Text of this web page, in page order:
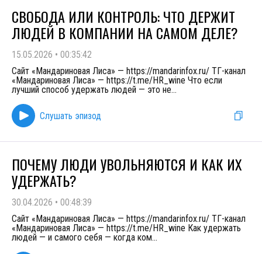
СВОБОДА ИЛИ КОНТРОЛЬ: ЧТО ДЕРЖИТ
ЛЮДЕЙ В КОМПАНИИ НА САМОМ ДЕЛЕ?
15.05.2026 • 00:35:42
Сайт «Мандариновая Лиса» — https://mandarinfox.ru/ ТГ-канал
«Мандариновая Лиса» — https://t.me/HR_wine Что если
лучший способ удержать людей — это не...
Слушать эпизод
ПОЧЕМУ ЛЮДИ УВОЛЬНЯЮТСЯ И КАК ИХ
УДЕРЖАТЬ?
30.04.2026 • 00:48:39
Сайт «Мандариновая Лиса» — https://mandarinfox.ru/ ТГ-канал
«Мандариновая Лиса» — https://t.me/HR_wine Как удержать
людей — и самого себя — когда ком...